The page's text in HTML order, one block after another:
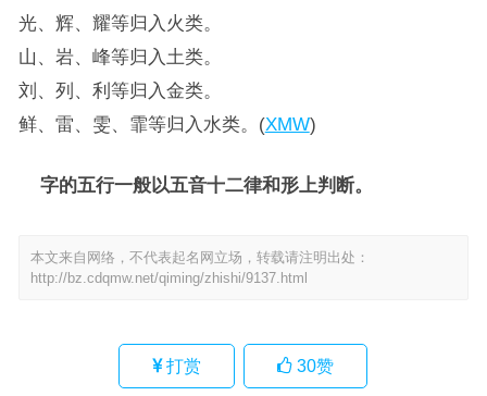
光、辉、耀等归入火类。
山、岩、峰等归入土类。
刘、列、利等归入金类。
鲜、雷、雯、霏等归入水类。(XMW)
字的五行一般以五音十二律和形上判断。
本文来自网络，不代表起名网立场，转载请注明出处：
http://bz.cdqmw.net/qiming/zhishi/9137.html
打赏 30赞